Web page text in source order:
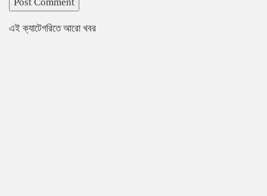
এই ক্যাটেগরিতে আরো খবর